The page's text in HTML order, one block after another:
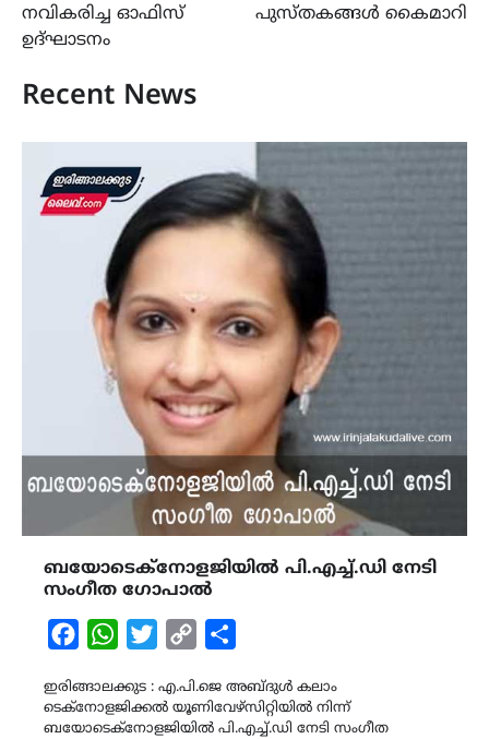
നവികരിച്ച ഓഫിസ്
ഉദ്ഘാടനം
പുസ്തകങ്ങൾ കൈമാറി
Recent News
ബയോടെക്‌നോളജിയിൽ പി.എച്ച്.ഡി നേടി
സംഗീത ഗോപാൽ
FacebookWhatsAppTwitterCopy
ഇരിങ്ങാലക്കുട : എ.പി.ജെ അബ്ദുൾ കലാം
ടെക്നോളജിക്കൽ യൂണിവേഴ്സിറ്റിയിൽ നിന്ന്
ബയോടെക്‌നോളജിയിൽ പി.എച്ച്.ഡി നേടി സംഗീത